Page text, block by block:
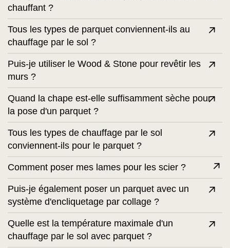
chauffant ?
Tous les types de parquet conviennent-ils au
chauffage par le sol ?
Puis-je utiliser le Wood & Stone pour revêtir les
murs ?
Quand la chape est-elle suffisamment sèche pour
la pose d'un parquet ?
Tous les types de chauffage par le sol
conviennent-ils pour le parquet ?
Comment poser mes lames pour les scier ?
Puis-je également poser un parquet avec un
système d'encliquetage par collage ?
Quelle est la température maximale d'un
chauffage par le sol avec parquet ?